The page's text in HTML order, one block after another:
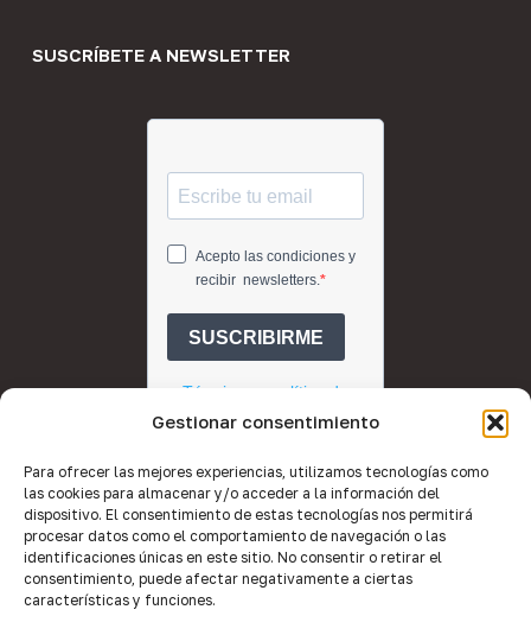
Gestionar consentimiento
Para ofrecer las mejores experiencias, utilizamos tecnologías como
las cookies para almacenar y/o acceder a la información del
dispositivo. El consentimiento de estas tecnologías nos permitirá
procesar datos como el comportamiento de navegación o las
identificaciones únicas en este sitio. No consentir o retirar el
consentimiento, puede afectar negativamente a ciertas
características y funciones.
SUSCRÍBETE A NEWSLETTER